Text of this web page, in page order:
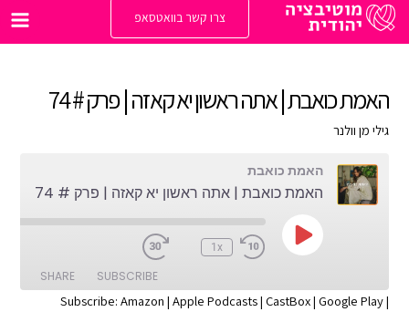
לתוכן
צרו קשר בוואטסאפ
האמת כואבת | אתה ראשון יא קאזה | פרק # 74
גילי מן וולנר
האמת כואבת
האמת כואבת | אתה ראשון יא קאזה | פרק # 74
Play
Episode
1x
SUBSCRIBE
SHARE
Subscribe: Amazon | Apple Podcasts| CastBox| Google Play|